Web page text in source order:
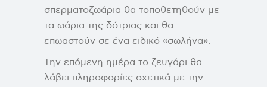
σπερματοζωάρια θα τοποθετηθούν με
τα ωάρια της δότριας και θα
επωαστούν σε ένα ειδικό «σωλήνα».
Την επόμενη ημέρα το ζευγάρι θα
λάβει πληροφορίες σχετικά με την